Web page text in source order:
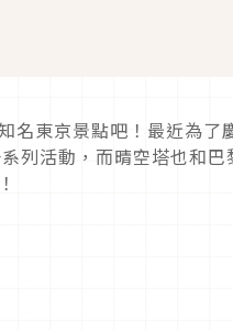
名東京景點吧！最近為了
系列活動，而晴空塔也和